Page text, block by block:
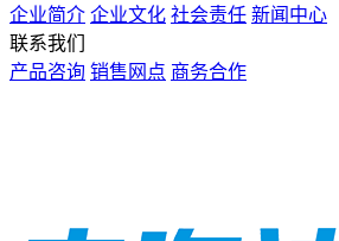
企业简介 企业文化 社会责任 新闻中心
联系我们
产品咨询 销售网点 商务合作